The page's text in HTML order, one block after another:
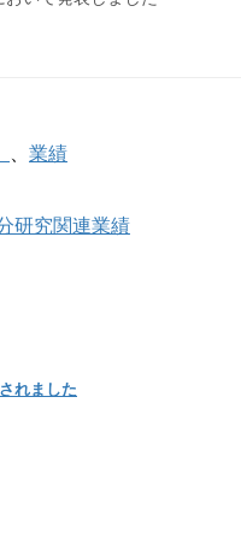
業績
研究関連業績
れました